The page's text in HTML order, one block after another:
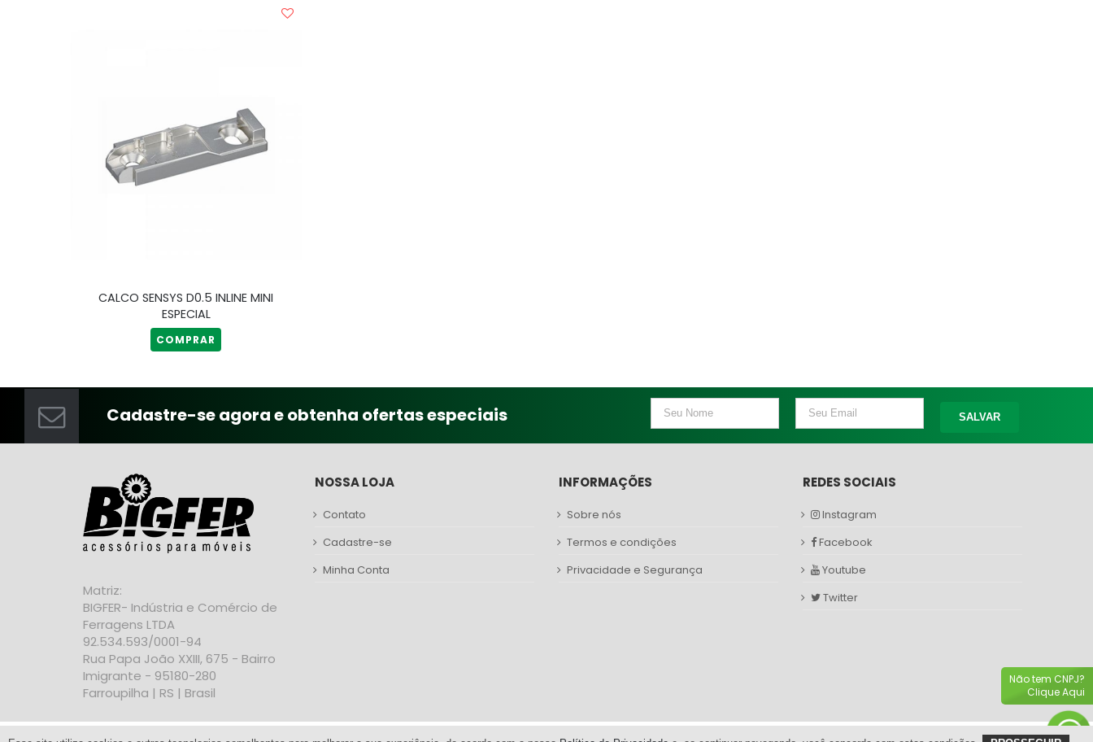
Não tem CNPJ?
Clique Aqui
CALCO SENSYS D0.5 INLINE MINI
ESPECIAL
COMPRAR
Cadastre-se agora e obtenha ofertas especiais SALVAR
Matriz:
BIGFER- Indústria e Comércio de
Ferragens LTDA
92.534.593/0001-94
Rua Papa João XXIII, 675 - Bairro
Imigrante - 95180-280
Farroupilha | RS | Brasil
NOSSA LOJA
Contato
Cadastre-se
Minha Conta
INFORMAÇÕES
Sobre nós
Termos e condições
Privacidade e Segurança
REDES SOCIAIS
Instagram
Facebook
Youtube
Twitter